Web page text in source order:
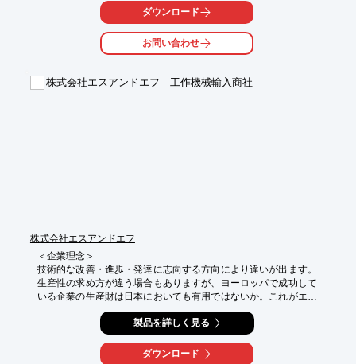
レンチで調整が簡単にでき、モジュール式のため同じヘッドでも
複数のシャンクをご利用いただけます。
■切削式ローレット加工向き
■モジュール式のため同じヘッドでも複数のシャンクを利用可能
ダウンロード
お問い合わせ
株式会社エスアンドエフ 工作機械輸入商社
株式会社エスアンドエフ
＜企業理念＞
技術的な改善・進歩・発達に志向する方向により違いが出ます。
生産性の求め方が違う場合もありますが、ヨーロッパで成功して
いる企業の生産財は日本においても有用ではないか。これがエス
アンドエフの活動の基本です。違いを発見し、チャレンジの課題
製品を詳しく見る
ダウンロード